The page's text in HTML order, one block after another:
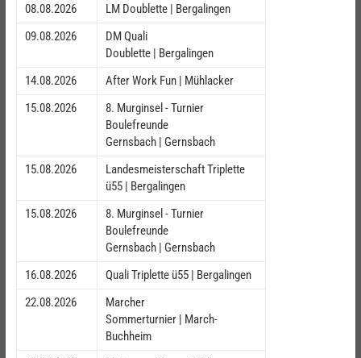
08.08.2026
LM Doublette | Bergalingen
09.08.2026
DM Quali
Doublette | Bergalingen
14.08.2026
After Work Fun | Mühlacker
15.08.2026
8. Murginsel - Turnier
Boulefreunde
Gernsbach | Gernsbach
15.08.2026
Landesmeisterschaft Triplette
ü55 | Bergalingen
15.08.2026
8. Murginsel - Turnier
Boulefreunde
Gernsbach | Gernsbach
16.08.2026
Quali Triplette ü55 | Bergalingen
22.08.2026
Marcher
Sommerturnier | March-
Buchheim